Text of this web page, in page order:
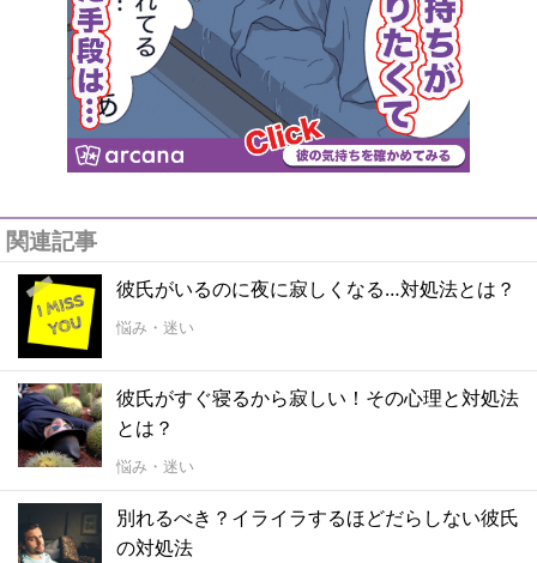
関連記事
彼氏がいるのに夜に寂しくなる…対処法とは？
悩み・迷い
彼氏がすぐ寝るから寂しい！その心理と対処法
とは？
悩み・迷い
別れるべき？イライラするほどだらしない彼氏
の対処法